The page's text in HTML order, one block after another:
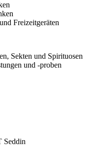
Freizeitgeräten
Sekten und Spirituosen
und -proben
Seddin